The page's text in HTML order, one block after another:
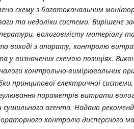
схему з багатоканальним
та недоліки системи. Вирішене
вологовмісту матеріалу
виході з апарату, контролю
у визначених схемою позиціях.
контрольно-вимірювальних
принципової електричної
параметрів витрати
агента. Надано
контролю дисперсного